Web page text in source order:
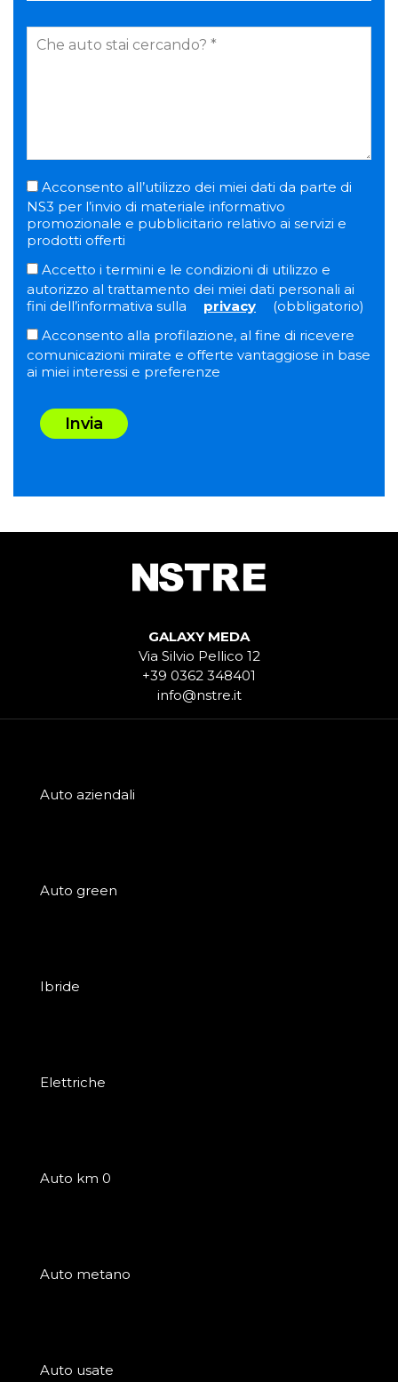
Acconsento all’utilizzo dei miei dati da parte di
NS3 per l’invio di materiale informativo
promozionale e pubblicitario relativo ai servizi e
prodotti offerti
Accetto i termini e le condizioni di utilizzo e
autorizzo al trattamento dei miei dati personali ai
fini dell’informativa sulla
privacy
(obbligatorio)
Acconsento alla profilazione, al fine di ricevere
comunicazioni mirate e offerte vantaggiose in base
ai miei interessi e preferenze
Invia
GALAXY MEDA
Via Silvio Pellico 12
+39 0362 348401
info@nstre.it
Auto aziendali
Auto green
Ibride
Elettriche
Auto km 0
Auto metano
Auto usate